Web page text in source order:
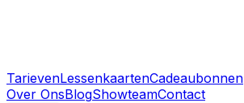
TarievenLessenkaartenCadeaubonnen
Over OnsBlogShowteamContact